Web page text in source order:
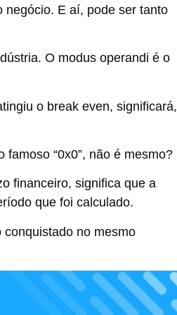
negócio. E aí, pode ser tanto
O modus operandi é o
o break even, significará,
“0x0”, não é mesmo?
financeiro, significa que a
que foi calculado.
no mesmo